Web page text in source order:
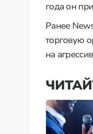
года он
Ранее
торговую
на